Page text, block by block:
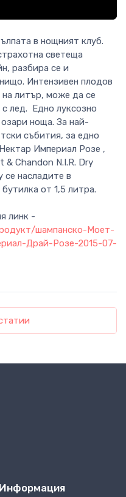
в нощният клуб.
светеща
разбира се и
Интензивен плодов
на литър, може да се
лед. Едно луксозно
ноща. За най-
събития, за едно
Империал Розе ,
Chandon N.I.R. Dry
насладите в
от 1,5 литра.
линк -
шампанско-Моет-
Драй-Розе-2015-07-
Информация